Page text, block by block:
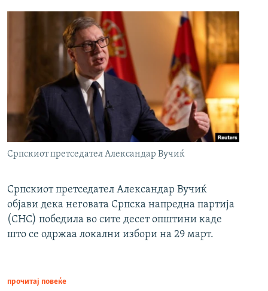
Српскиот претседател Александар Вучиќ
Српскиот претседател Александар Вучиќ
објави дека неговата Српска напредна партија
(СНС) победила во сите десет општини каде
што се одржаа локални избори на 29 март.
прочитај повеќе